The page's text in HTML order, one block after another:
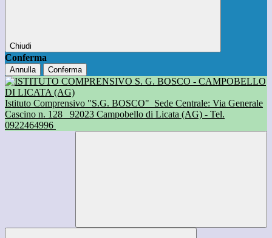
Chiudi
Conferma
Annulla Conferma
Istituto Comprensivo "S.G. BOSCO" Sede Centrale: Via Generale
Cascino n. 128
92023 Campobello di Licata (AG) - Tel.
0922464996